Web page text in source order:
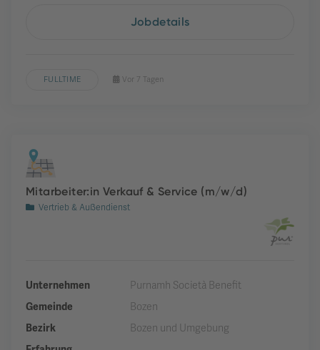
Jobdetails
FULLTIME Vor 7 Tagen
Mitarbeiter:in Verkauf & Service (m/w/d)
Vertrieb & Außendienst
Unternehmen
Purnamh Società Benefit
Gemeinde
Bozen
Bezirk
Bozen und Umgebung